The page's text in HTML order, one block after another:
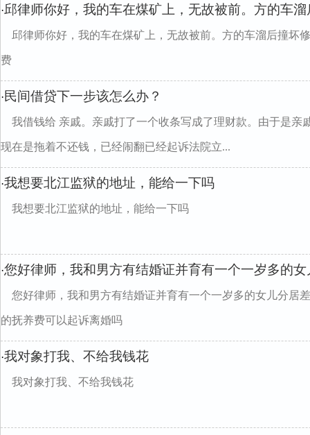
·邱律师你好，我的车在煤矿上，无故被前。方的车
邱律师你好，我的车在煤矿上，无故被前。方的车溜后撞坏
费
· 民间借贷下一步该怎么办？
我借钱给 亲戚。亲戚打了一个收条写成了理财款。由于是亲
现在是拖着不还钱，已经闹翻已经起诉法院立...
·我想要北江监狱的地址，能给一下吗
我想要北江监狱的地址，能给一下吗
·您好律师，我和男方有结婚证并育有一个一岁多的
您好律师，我和男方有结婚证并育有一个一岁多的女儿分居
的抚养费可以起诉离婚吗
·我对象打我、不给我钱花
我对象打我、不给我钱花